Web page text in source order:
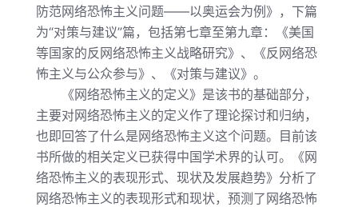
防范网络恐怖主义问题——以奥运会为例》，下篇
为“对策与建议”篇，包括第七章至第九章：《美国
等国家的反网络恐怖主义战略研究》、《反网络恐
怖主义与公众参与》、《对策与建议》。
《网络恐怖主义的定义》是该书的基础部分，
主要对网络恐怖主义的定义作了理论探讨和归纳，
也即回答了什么是网络恐怖主义这个问题。目前该
书所做的相关定义已获得中国学术界的认可。《网
络恐怖主义的表现形式、现状及发展趋势》分析了
网络恐怖主义的表现形式和现状，预测了网络恐怖